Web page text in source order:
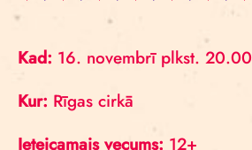
Kad: 16. novembrī plkst. 20.00
Kur: Rīgas cirkā
Ieteicamais vecums: 12+